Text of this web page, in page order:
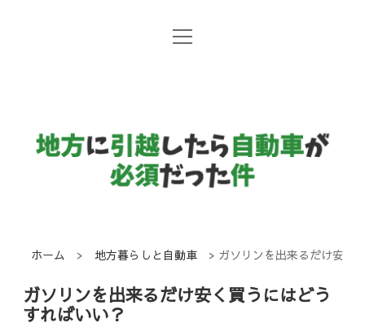
地方暮らしと自動車
国産メーカー
open
方
に
引
し
ら
ホーム > 地方暮らしと自動車 > ガソリンを出来るだけ安く
ガソリンを出来るだけ安く買うにはどう
すればいい？